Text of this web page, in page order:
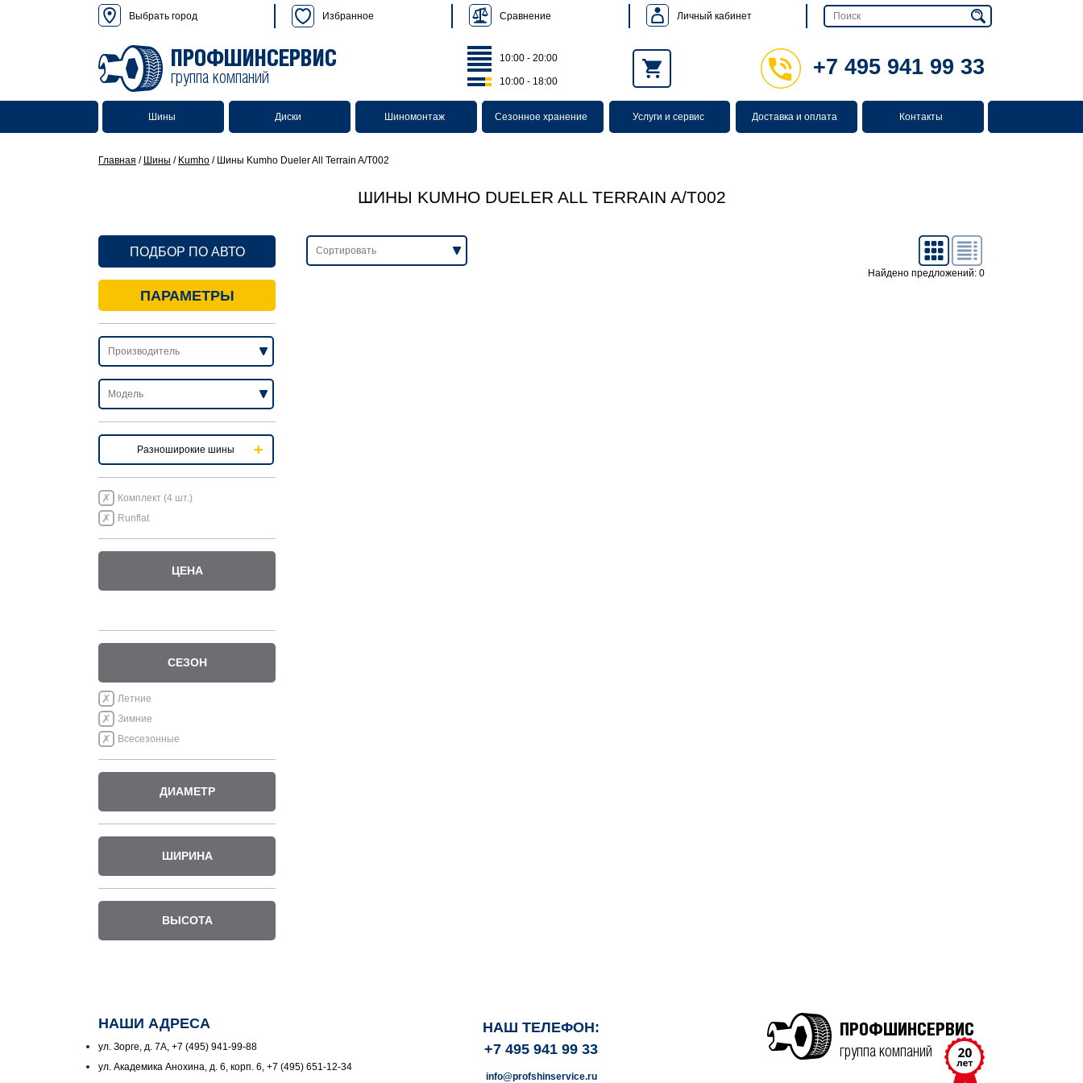
Выбрать город Избранное Сравнение Личный кабинет
ПРОФШИНСЕРВИС
группа компаний
10:00 - 20:00
10:00 - 18:00
+7 495 941 99 33
Шины Диски Шиномонтаж Сезонное хранение Услуги и сервис Доставка и оплата Контакты
Главная / Шины / Kumho / Шины Kumho Dueler All Terrain A/T002
ШИНЫ KUMHO DUELER ALL TERRAIN A/T002
ПОДБОР ПО АВТО
ПАРАМЕТРЫ
Разноширокие шины
Комплект (4 шт.)
Runflat
ЦЕНА
СЕЗОН
Летние
Зимние
Всесезонные
ДИАМЕТР
ШИРИНА
ВЫСОТА
Найдено предложений: 0
НАШИ АДРЕСА
ул. Зорге, д. 7А, +7 (495) 941-99-88
ул. Академика Анохина, д. 6, корп. 6, +7 (495) 651-12-34
НАШ ТЕЛЕФОН:
+7 495 941 99 33
info@profshinservice.ru
ПРОФШИНСЕРВИС
группа компаний